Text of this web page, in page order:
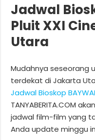
Jadwal
Pluit XXI
Utara
Mudahnya seseorang
terdekat di Jakarta
Jadwal Bioskop
TANYABERITA.COM
jadwal film-film yang
Anda update minggu